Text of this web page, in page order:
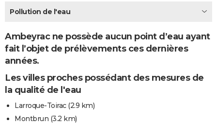
Destinations
City break
Voyage nature
Voyage de noces
Forum
Climat
+PHOTO
GUIDES D'ACHAT
BONS PLANS
Carte de Noël
Carte Bonne année
Carte Saint-Valentin
Carte Pâques
Carte d'anniversaire
DICTIONNAIRE
Dictionnaire
Biographies
Citations
Expressions
Proverbes
PROGRAMME TV
Pollution de l'eau
Ambeyrac ne possède aucun point d’eau ayant
fait l’objet de prélèvements ces dernières
années.
Les villes proches possédant des mesures de
la qualité de l'eau
Larroque-Toirac(2.9 km)
Montbrun (3.2 km)